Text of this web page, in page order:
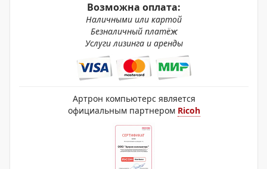
Возможна оплата:
Наличными или картой
Безналичный платёж
Услуги лизинга и аренды
Артрон компьютерс является
официальным партнером Ricoh